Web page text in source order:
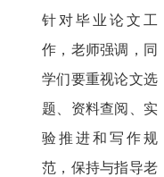
针对毕业论文工
作，老师强调，同
学们要重视论文选
题、资料查阅、实
验推进和写作规
范，保持与指导老